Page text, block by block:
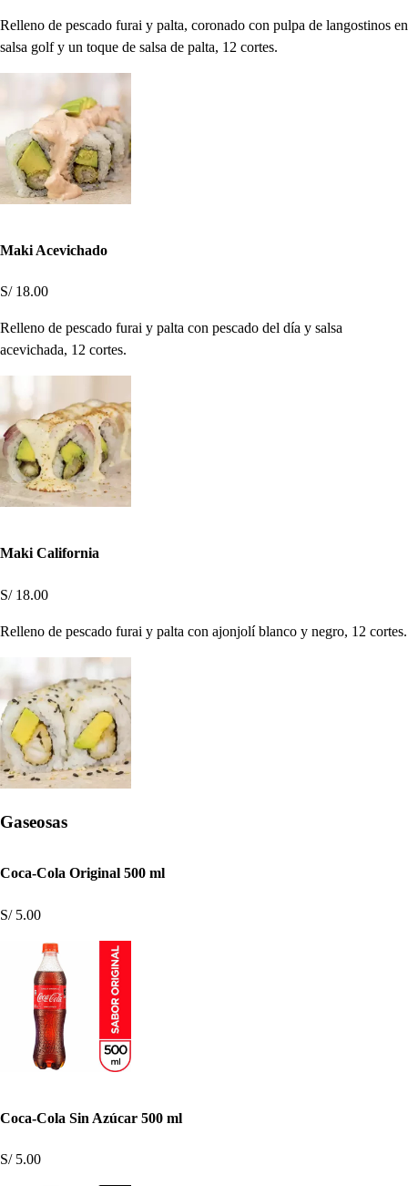
Relleno de pescado furai y palta, coronado con pulpa de langostinos en
salsa golf y un toque de salsa de palta, 12 cortes.
Maki Acevichado
S/ 18.00
Relleno de pescado furai y palta con pescado del día y salsa
acevichada, 12 cortes.
Maki California
S/ 18.00
Relleno de pescado furai y palta con ajonjolí blanco y negro, 12 cortes.
Gaseosas
Coca-Cola Original 500 ml
S/ 5.00
Coca-Cola Sin Azúcar 500 ml
S/ 5.00